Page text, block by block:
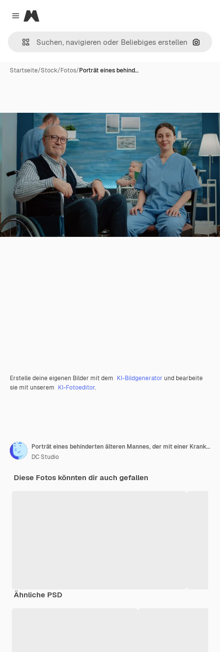
Close menu
Magnific
Nach
Startseite/Stock/Fotos/Porträt eines behind…
Erstelle deine eigenen Bilder mit dem KI-Bildgenerator und bearbeite
sie mit unserem KI-Fotoeditor.
Porträt eines behinderten älteren Mannes, der mit einer Krankenschwester im Pflegeheim sitzt und in die Kamera blickt. Rentner im Rollstuhl, der Hilfe und Unterstützung von einem medizinischen Assistenten in der Einrichtung erhält
DC Studio
Diese Fotos könnten dir auch gefallen
Ähnliche PSD